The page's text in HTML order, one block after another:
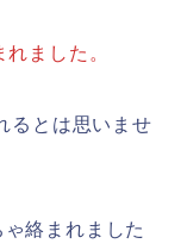
ました。
るとは思いませ
絡まれました